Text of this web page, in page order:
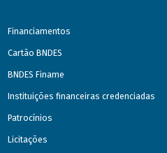
Financiamentos
Cartão BNDES
BNDES Finame
Instituições financeiras credenciadas
Patrocínios
Licitações